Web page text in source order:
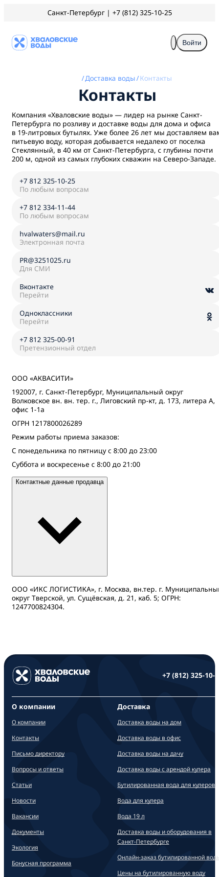
Санкт-Петербург| +7 (812) 325-10-25
Войти
/Доставка воды/Контакты
Контакты
Компания «Хваловские воды» — лидер на рынке Санкт-
Петербурга по розливу и доставке воды для дома и офиса
в 19-литровых бутылях. Уже более 26 лет мы доставляем
питьевую воду, которая добывается недалеко от поселка
Стеклянный, в 40 км от Санкт-Петербурга, с глубины почти
200 м, одной из самых глубоких скважин на Северо-Западе.
+7 812 325-10-25
По любым вопросам
+7 812 334-11-44
По любым вопросам
hvalwaters@mail.ru
Электронная почта
PR@3251025.ru
Для СМИ
Вконтакте
Перейти
Одноклассники
Перейти
+7 812 325-00-91
Претензионный отдел
ООО «АКВАСИТИ»
192007, г. Санкт-Петербург, Муниципальный округ
Волковское вн. вн. тер. г., Лиговский пр-кт, д. 173, литера А,
офис 1-1а
ОГРН 1217800026289
Режим работы приема заказов:
С понедельника по пятницу с 8:00 до 23:00
Суббота и воскресенье с 8:00 до 21:00
Контактные данные продавца
ООО «ИКС ЛОГИСТИКА», г. Москва, вн.тер. г.
округ Тверской, ул. Сущёвская, д. 21, каб. 5; ОГРН:
1247700824304.
+7 (812) 325-10-
О компании
О компании
Контакты
Письмо директору
Вопросы и ответы
Статьи
Новости
Вакансии
Документы
Экология
Бонусная программа
Доставка
Доставка воды на дом
Доставка воды в офис
Доставка воды на дачу
Доставка воды с арендой кулера
Бутилированная вода для кулеров
Вода для кулера
Вода 19 л
Доставка воды и оборудования в
Санкт-Петербурге
Онлайн-заказ бутилированной
Цены на бутилированную воду